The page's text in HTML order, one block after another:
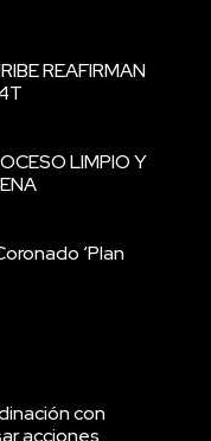
REAFIRMAN
LIMPIO Y
‘Plan
con
acciones